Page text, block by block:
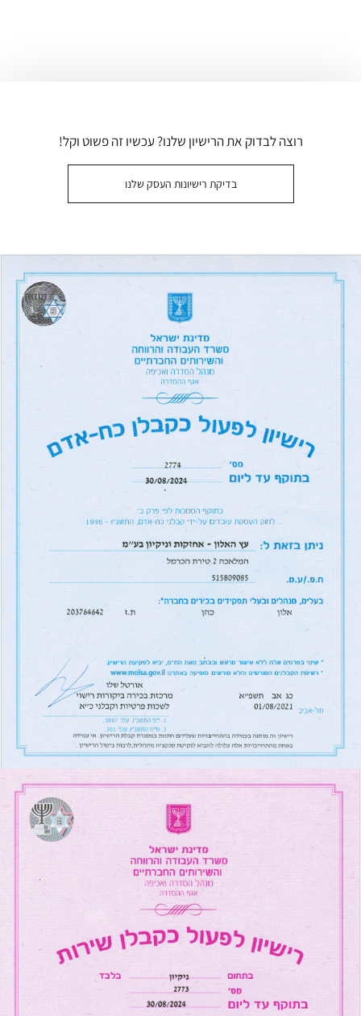
רוצה לבדוק את הרישיון שלנו? עכשיו זה פשוט וקל!
בדיקת רישיונות העסק שלנו